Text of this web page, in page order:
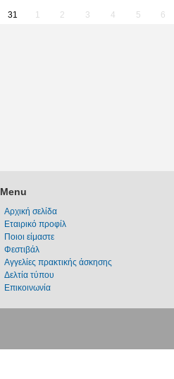
31 1 2 3 4 5 6
Menu
Αρχική σελίδα
Εταιρικό προφίλ
Ποιοι είμαστε
Φεστιβάλ
Αγγελίες πρακτικής άσκησης
Δελτία τύπου
Επικοινωνία